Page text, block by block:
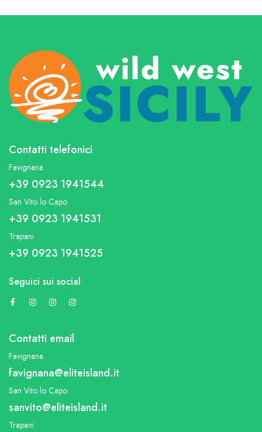
Contatti telefonici
Favignana
+39 0923 1941544
San Vito lo Capo
+39 0923 1941531
Trapani
+39 0923 1941525
Seguici sui social
Contatti email
Favignana
favignana@eliteisland.it
San Vito lo Capo
sanvito@eliteisland.it
Trapani